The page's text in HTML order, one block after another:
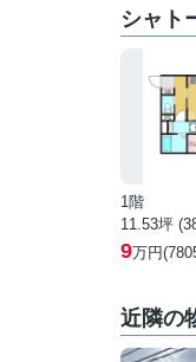
シャト
1階
11.53坪
9万円
近隣の